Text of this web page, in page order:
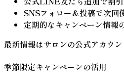
SNSフォロー＆投稿で次回
定期的なキャンペーン情報
最新情報はサロンの公式アカウン
季節限定キャンペーンの活用